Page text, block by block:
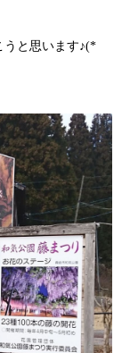
うと思います♪(*